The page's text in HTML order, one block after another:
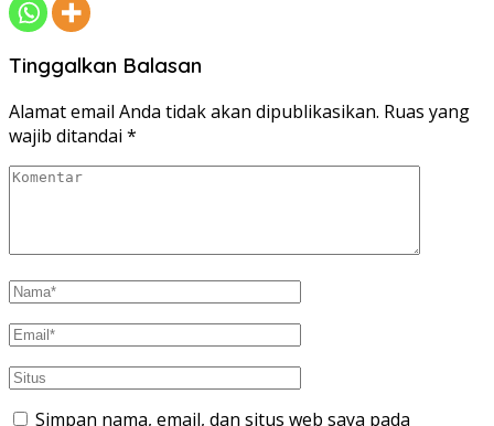
Tinggalkan Balasan
Alamat email Anda tidak akan dipublikasikan. Ruas yang
wajib ditandai *
Simpan nama, email, dan situs web saya pada